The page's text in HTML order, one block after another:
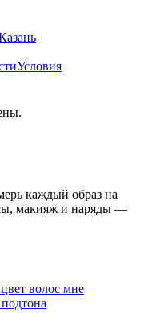
Условия
каждый образ на
макияж и наряды —
волос мне